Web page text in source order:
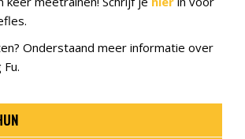
Onderstaand meer informatie over